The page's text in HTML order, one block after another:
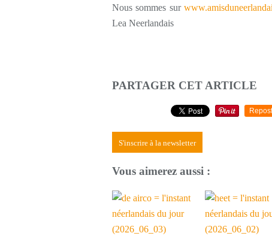
Nous sommes sur
Lea Neerlandais
PARTAGER CET ARTICLE
Repost
S'inscrire à la newsletter
Vous aimerez aussi :